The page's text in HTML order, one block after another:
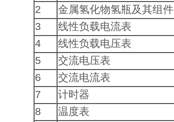
2
金属氢化物氢瓶及其组件
3
线性负载电流表
4
线性负载电压表
5
交流电压表
6
交流电流表
7
计时器
8
温度表